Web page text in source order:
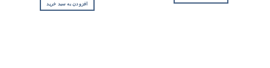
افزودن به سبد خرید